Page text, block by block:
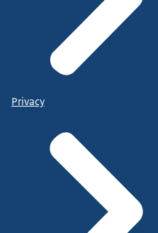
Privacy